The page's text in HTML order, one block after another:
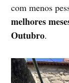
com menos
melhores
Outubro.